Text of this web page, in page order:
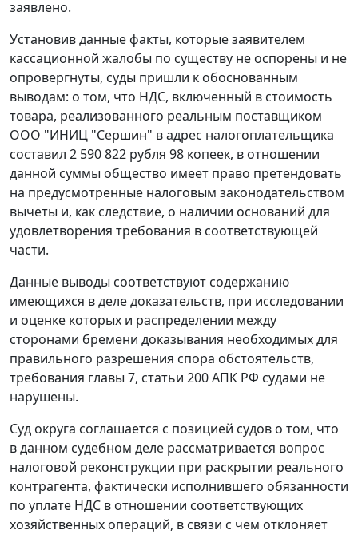
заявлено.
Установив данные факты, которые заявителем
кассационной жалобы по существу не оспорены и не
опровергнуты, суды пришли к обоснованным
выводам: о том, что НДС, включенный в стоимость
товара, реализованного реальным поставщиком
ООО "ИНИЦ "Сершин" в адрес налогоплательщика
составил 2 590 822 рубля 98 копеек, в отношении
данной суммы общество имеет право претендовать
на предусмотренные налоговым законодательством
вычеты и, как следствие, о наличии оснований для
удовлетворения требования в соответствующей
части.
Данные выводы соответствуют содержанию
имеющихся в деле доказательств, при исследовании
и оценке которых и распределении между
сторонами бремени доказывания необходимых для
правильного разрешения спора обстоятельств,
требования главы 7, статьи 200 АПК РФ судами не
нарушены.
Суд округа соглашается с позицией судов о том, что
в данном судебном деле рассматривается вопрос
налоговой реконструкции при раскрытии реального
контрагента, фактически исполнившего обязанности
по уплате НДС в отношении соответствующих
хозяйственных операций, в связи с чем отклоняет